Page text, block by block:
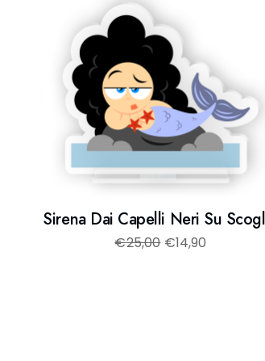
Sirena Dai Capelli Neri Su
€25,00 €14,90